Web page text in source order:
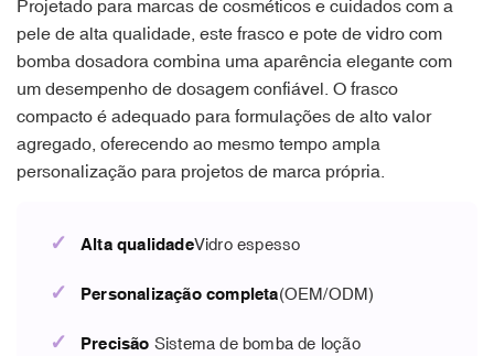
Projetado para marcas de cosméticos e cuidados com a
pele de alta qualidade, este frasco e pote de vidro com
bomba dosadora combina uma aparência elegante com
um desempenho de dosagem confiável. O frasco
compacto é adequado para formulações de alto valor
agregado, oferecendo ao mesmo tempo ampla
personalização para projetos de marca própria.
✓ Alta qualidadeVidro espesso
✓ Personalização completa(OEM/ODM)
✓ Precisão Sistema de bomba de loção